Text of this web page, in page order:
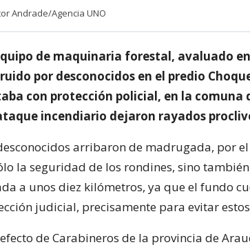
Andrade/Agencia UNO
de maquinaria forestal, avaluado
por desconocidos en el predio
con protección policial, en la comuna
incendiario dejaron rayados
arribaron de madrugada, por
la seguridad de los rondines, sino
a unos diez kilómetros, ya que el fundo
judicial, precisamente para evitar
de Carabineros de la provincia de